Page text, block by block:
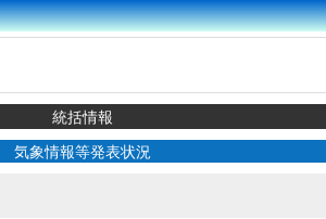
統括情報
気象情報等発表状況